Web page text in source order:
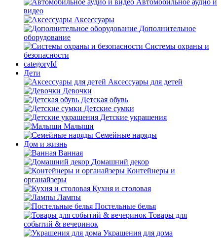
Автомобильное аудио и
видео
Аксессуары
Дополнительное
оборудование
Системы охраны и
безопасности
categoryId
Дети
Аксессуары для детей
Девочки
Детская обувь
Детские сумки
Детские украшения
Малыши
Семейные наряды
Дом и жизнь
Ванная
Домашний декор
Контейнеры и
органайзеры
Кухня и столовая
Лампы
Постельные белья
Товары для
событий & вечеринок
Украшения для дома